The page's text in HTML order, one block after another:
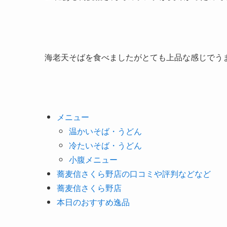
海老天そばを食べましたがとても上品な感じでう
メニュー
温かいそば・うどん
冷たいそば・うどん
小腹メニュー
蕎麦信さくら野店の口コミや評判などなど
蕎麦信さくら野店
本日のおすすめ逸品